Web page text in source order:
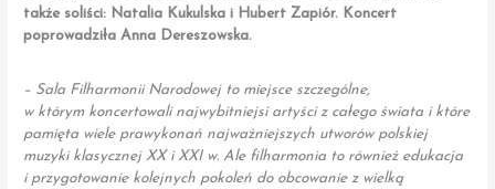
także soliści: Natalia Kukulska i Hubert Zapiór. Koncert
poprowadziła Anna Dereszowska.
– Sala Filharmonii Narodowej to miejsce szczególne,
w którym koncertowali najwybitniejsi artyści z całego świata i które
pamięta wiele prawykonań najważniejszych utworów polskiej
muzyki klasycznej XX i XXI w. Ale filharmonia to również edukacja
i przygotowanie kolejnych pokoleń do obcowanie z wielką